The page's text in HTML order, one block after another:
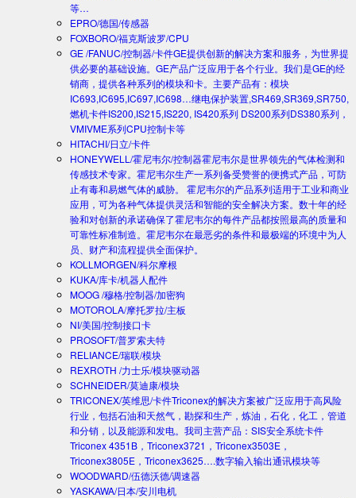
等…
EPRO/德国/传感器
FOXBORO/福克斯波罗/CPU
GE /FANUC/控制器/卡件GE提供创新的解决方案和服务，为世界提
供必要的基础设施。GE产品广泛应用于各个行业。我们是GE的经
销商，提供各种系列的模块和卡。主要产品有：模块
IC693,IC695,IC697,IC698…继电保护装置,SR469,SR369,SR750,
燃机卡件IS200,IS215,IS220, IS420系列 DS200系列DS380系列，
VMIVME系列CPU控制卡等
HITACHI/日立/卡件
HONEYWELL/霍尼韦尔/控制器霍尼韦尔是世界领先的气体检测和
传感技术专家。霍尼韦尔生产一系列备受赞誉的便携式产品，可防
止有毒和易燃气体的威胁。 霍尼韦尔的产品系列适用于工业和商业
应用，可为各种气体提供灵活和智能的安全解决方案。数十年的经
验和对创新的承诺确保了霍尼韦尔的每件产品都按照最高的质量和
可靠性标准制造。霍尼韦尔在最恶劣的条件和最极端的环境中为人
员、财产和流程提供全面保护。
KOLLMORGEN/科尔摩根
KUKA/库卡/机器人配件
MOOG /穆格/控制器/加密狗
MOTOROLA/摩托罗拉/主板
NI/美国/控制接口卡
PROSOFT/普罗索夫特
RELIANCE/瑞联/模块
REXROTH /力士乐/模块驱动器
SCHNEIDER/莫迪康/模块
TRICONEX/英维思/卡件Triconex的解决方案被广泛应用于高风险
行业，包括石油和天然气，勘探和生产，炼油，石化，化工，管道
和分销，以及能源和发电。我司主营产品：SIS安全系统卡件
Triconex 4351B，Triconex3721，Triconex3503E，
Triconex3805E，Triconex3625….数字输入输出通讯模块等
WOODWARD/伍德沃德/调速器
YASKAWA/日本/安川电机